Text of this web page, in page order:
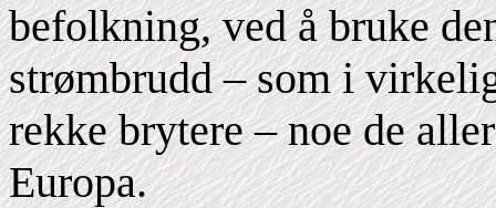
befolkning, ved å bruke
strømbrudd – som i
rekke brytere – noe de
Europa.